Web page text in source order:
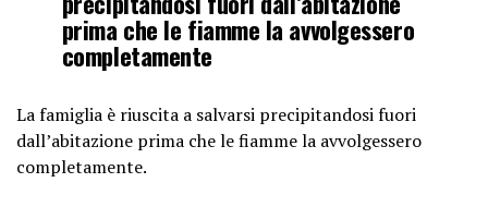
prima che le fiamme la avvolgessero
completamente
La famiglia è riuscita a salvarsi precipitandosi fuori
dall’abitazione prima che le fiamme la avvolgessero
completamente.